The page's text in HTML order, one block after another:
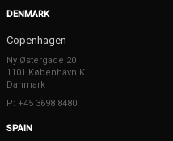
DENMARK
Copenhagen
Ny Østergade 20
1101 København K
Danmark
P: +45 3698 8480
SPAIN